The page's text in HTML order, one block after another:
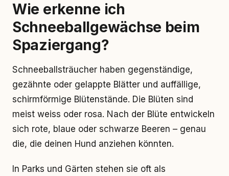
Wie erkenne ich
Schneeballgewächse beim
Spaziergang?
Schneeballsträucher haben gegenständige,
gezähnte oder gelappte Blätter und auffällige,
schirmförmige Blütenstände. Die Blüten sind
meist weiss oder rosa. Nach der Blüte entwickeln
sich rote, blaue oder schwarze Beeren – genau
die, die deinen Hund anziehen könnten.
In Parks und Gärten stehen sie oft als